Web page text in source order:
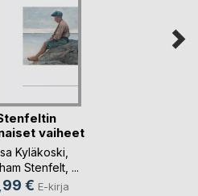
vaiheet
Kyläkoski
Stenfelt, ...
€ E-kirja